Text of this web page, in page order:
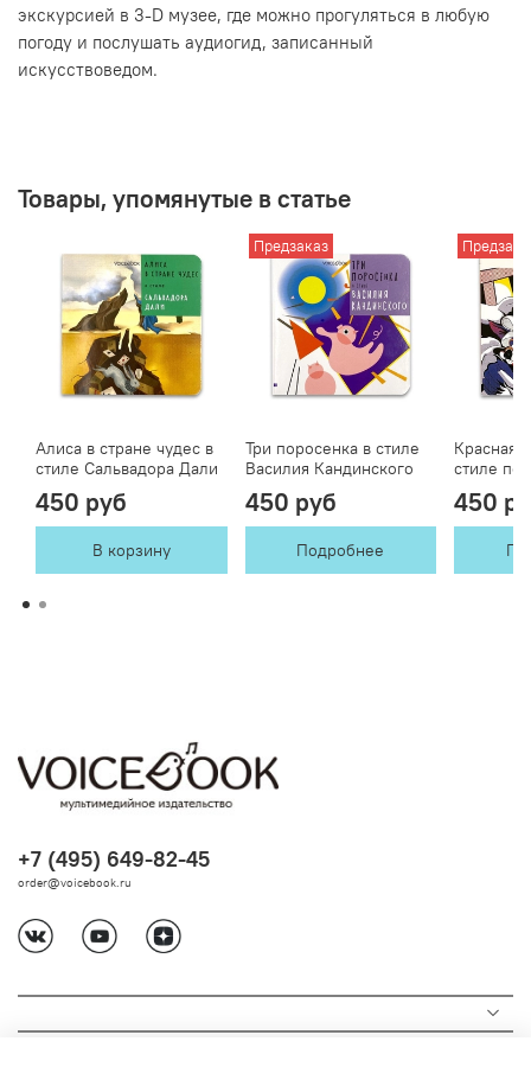
экскурсией в 3-D музее, где можно прогуляться в любую
погоду и послушать аудиогид, записанный
искусствоведом.
Товары, упомянутые в статье
Алиса в стране чудес в
стиле Сальвадора Дали
450 руб
В корзину
Предзаказ
Три поросенка в стиле
Василия Кандинского
450 руб
Подробнее
Красная
стиле
450
+7 (495) 649-82-45
order@voicebook.ru